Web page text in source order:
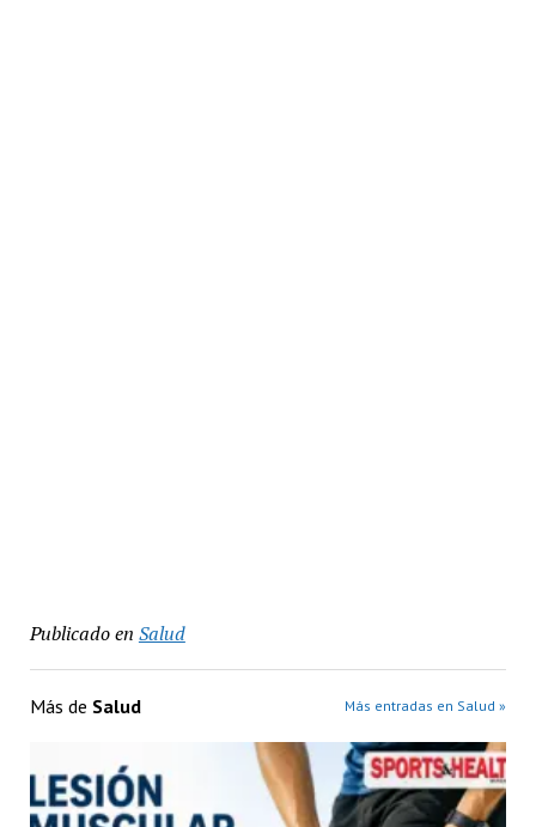
Publicado en Salud
Más de Salud Más entradas en Salud »